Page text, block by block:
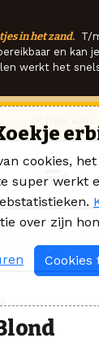
in het zand. T/
en kan
werkt het
cookies,
super werkt
over zijn
Cookies